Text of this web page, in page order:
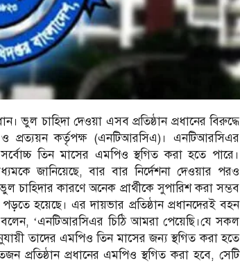
ভুল চাহিদা দেওয়া এসব প্রতিষ্ঠান প্রধানের বিরুদ্ধে
ও প্রত্যয়ন কর্তৃপক্ষ (এনটিআরসিএ)। এনটিআরসিএর
তিন মাসের এমপিও স্থগিত করা হতে পারে।
জানিয়েছে, বার বার নির্দেশনা দেওয়ার পরও
চাহিদার কারণে অনেক প্রার্থীকে সুপারিশ করা সম্ভব
হয়েছে। এর দায়ভার প্রতিষ্ঠান প্রধানদেরই বহন
বলেন, ‘এনটিআরসিএর চিঠি আমরা পেয়েছি।যে সকল
তাদের এমপিও তিন মাসের জন্য স্থগিত করা হতে
প্রতিষ্ঠান প্রধানের এমপিও স্থগিত করা হবে, সেটি